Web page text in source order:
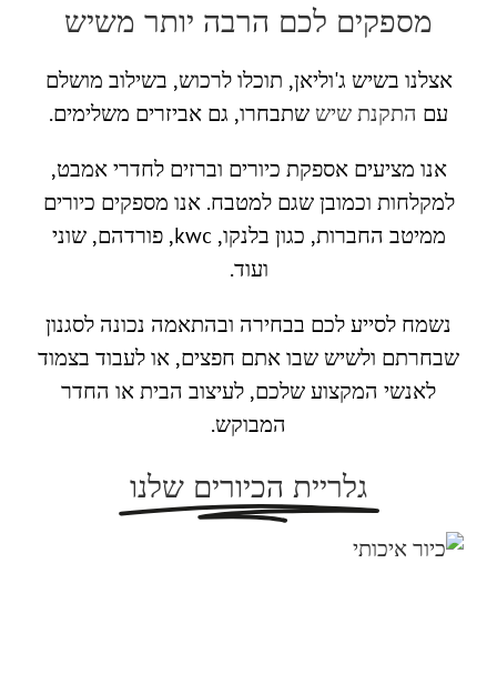
מספקים לכם הרבה יותר משיש
אצלנו בשיש ג'וליאן, תוכלו לרכוש, בשילוב מושלם
עם התקנת שיששתבחרו, גם אביזרים משלימים.
אנו מציעים אספקת כיורים וברזים לחדרי אמבט,
למקלחות וכמובן שגם למטבח. אנו מספקים כיורים
ממיטב החברות, כגון בלנקו, kwc, פורדהם, שוני
ועוד.
נשמח לסייע לכם בבחירה ובהתאמה נכונה לסגנון
שבחרתם ולשיש שבו אתם חפצים, או לעבוד בצמוד
לאנשי המקצוע שלכם, לעיצוב הבית או החדר
המבוקש.
גלריית הכיורים שלנו